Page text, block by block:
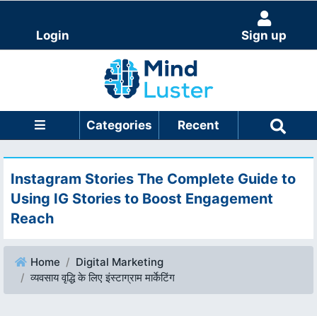
Login Sign up
Categories Recent
Instagram Stories The Complete Guide to
Using IG Stories to Boost Engagement
Reach
Home
Digital Marketing
व्यवसाय वृद्धि के लिए इंस्टाग्राम मार्केटिंग